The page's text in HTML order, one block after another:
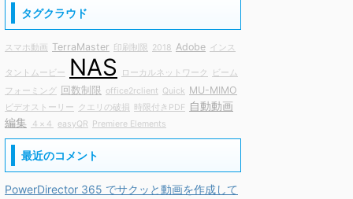
タグクラウド
スマホ動画 TerraMaster 印刷制限 2018 Adobe インス
タントムービー NAS ローカルネットワーク
ビーム
フォーミング
回数制限 office2rclient Quick MU-MIMO
ビデオストーリー クエリの破損 時限付きPDF
自動動画
編集
４×４ easyQR Premiere Elements
最近のコメント
PowerDirector 365 でサクッと動画を作成して